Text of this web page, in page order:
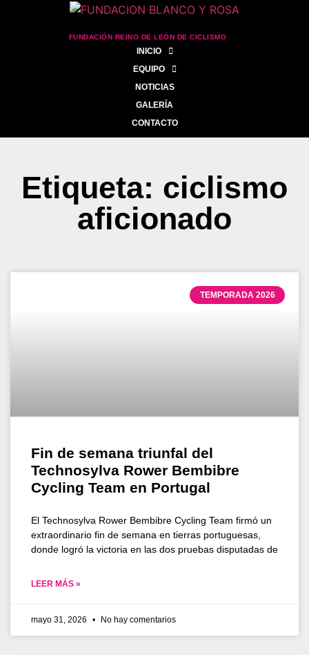
FUNDACIÓN REINO DE LEÓN DE CICLISMO
INICIO
EQUIPO
NOTICIAS
GALERÍA
CONTACTO
Etiqueta: ciclismo
aficionado
TEMPORADA 2026
Fin de semana triunfal del
Technosylva Rower Bembibre
Cycling Team en Portugal
El Technosylva Rower Bembibre Cycling Team firmó un
extraordinario fin de semana en tierras portuguesas,
donde logró la victoria en las dos pruebas disputadas de
LEER MÁS »
mayo 31, 2026 No hay comentarios